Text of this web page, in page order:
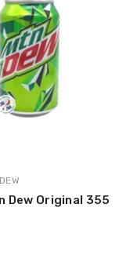
Dew Original 355